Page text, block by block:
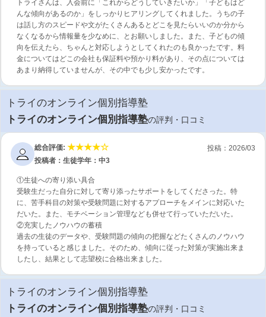
トライさんは、入会前に「これからどうしていきたいか」「子どもはど
んな傾向があるのか」をしっかりヒアリングしてくれました。うちの子
は話し方のスピードや文がたくさんあるとどこを見たらいいのか分から
なくなるから情報量を少なめに、とお願いしました。また、子どもの傾
向を伝えたら、ちゃんと対応しようとしてくれたのも良かったです。料
金についてはどこの会社も保証料や預かり料があり、その点については
あまり納得していませんが、その中でも少し安かったです。
トライのオンライン個別指導塾
トライのオンライン個別指導塾の評判・口コミ
投稿：2026/03
総合評価:
投稿者：生徒学年：中3
①生徒への寄り添い具合
受験生だった自分に対して寄り添ったサポートをしてくださった。特
に、苦手科目の対策や受験問題に対するアプローチをメインに対応いた
だいた。また、モチベーション管理なども併せて行っていただいた。
②充実したノウハウの蓄積
過去の生徒のデータや、受験問題の傾向の把握などたくさんのノウハウ
を持っていると感じました。そのため、傾向に従った対策が実施出来ま
したし、結果として志望校に合格出来ました。
トライのオンライン個別指導塾
トライのオンライン個別指導塾の評判・口コミ